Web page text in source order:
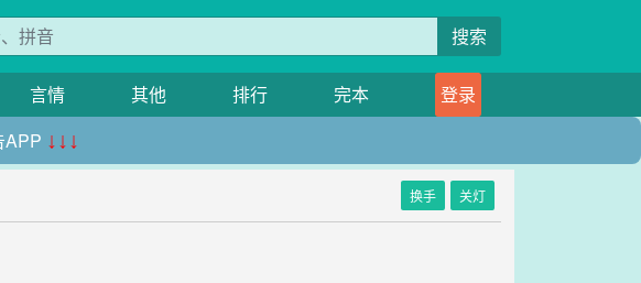
搜索
言情 其他 排行 完本
登录
APP ↓↓↓
换手 关灯